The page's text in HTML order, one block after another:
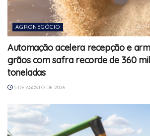
AGRONEGÓCIO
Automação acelera recepção e
grãos com safra recorde de 360
toneladas
5 DE AGOSTO DE 2026